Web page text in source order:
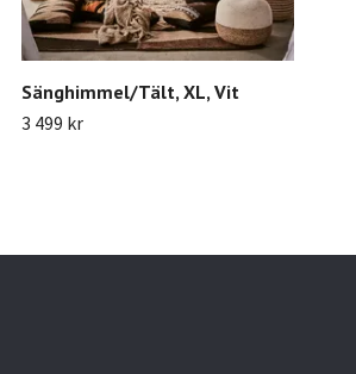
Sänghimmel/Tält, XL, Vit
3 499 kr